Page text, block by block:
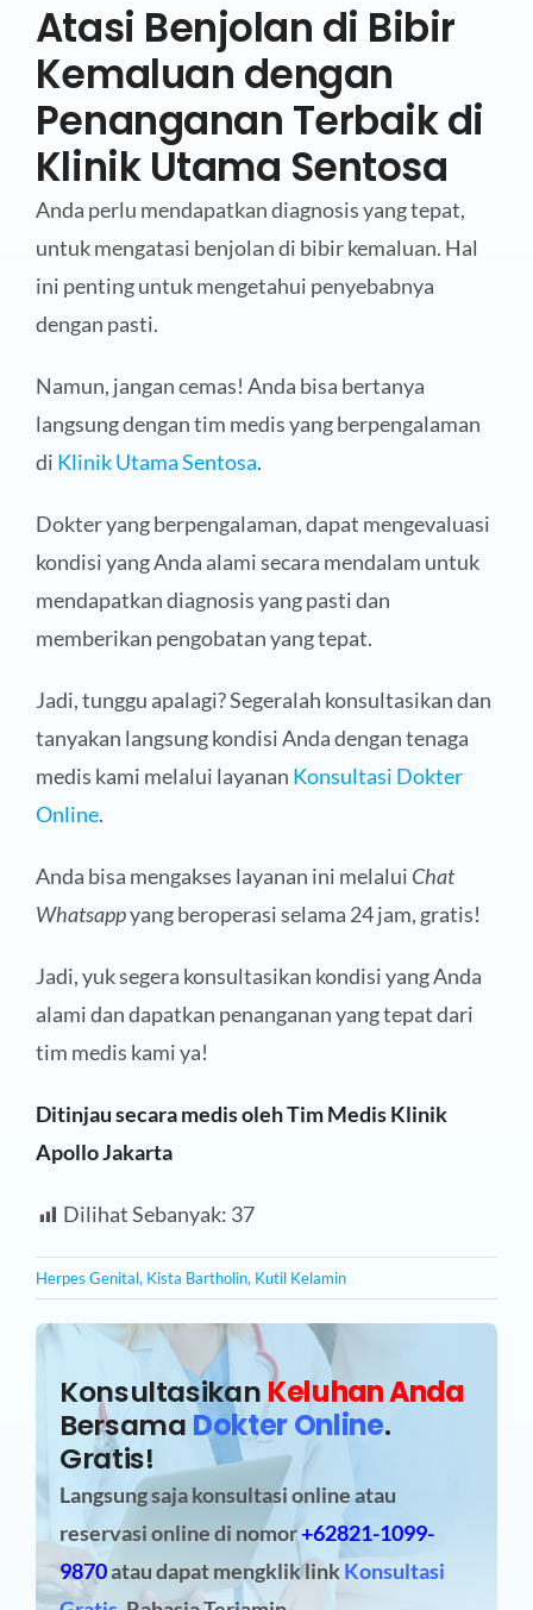
Atasi Benjolan di Bibir
Kemaluan dengan
Penanganan Terbaik di
Klinik Utama Sentosa
Anda perlu mendapatkan diagnosis yang tepat,
untuk mengatasi benjolan di bibir kemaluan. Hal
ini penting untuk mengetahui penyebabnya
dengan pasti.
Namun, jangan cemas! Anda bisa bertanya
langsung dengan tim medis yang berpengalaman
di Klinik Utama Sentosa.
Dokter yang berpengalaman, dapat mengevaluasi
kondisi yang Anda alami secara mendalam untuk
mendapatkan diagnosis yang pasti dan
memberikan pengobatan yang tepat.
Jadi, tunggu apalagi? Segeralah konsultasikan dan
tanyakan langsung kondisi Anda dengan tenaga
medis kami melalui layanan Konsultasi Dokter
Online.
Anda bisa mengakses layanan ini melalui Chat
Whatsappyang beroperasi selama 24 jam, gratis!
Jadi, yuk segera konsultasikan kondisi yang Anda
alami dan dapatkan penanganan yang tepat dari
tim medis kami ya!
Ditinjau secara medis oleh Tim Medis Klinik
Apollo Jakarta
Dilihat Sebanyak: 37
Herpes Genital, Kista Bartholin, Kutil Kelamin
Konsultasikan Keluhan Anda
BersamaDokter Online.
Gratis!
Langsung saja konsultasi online atau
reservasi onlinedi nomor+62821-1099-
9870atau dapat mengklik linkKonsultasi